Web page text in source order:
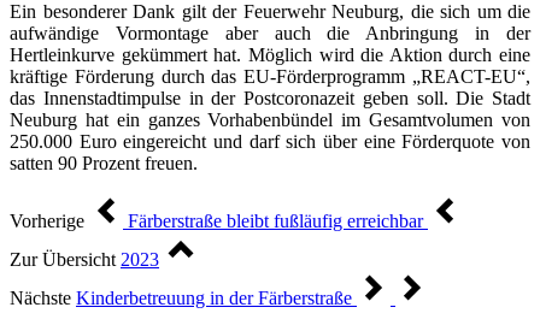
Ein besonderer Dank gilt der Feuerwehr Neuburg, die sich um die
aufwändige Vormontage aber auch die Anbringung in der
Hertleinkurve gekümmert hat. Möglich wird die Aktion durch eine
kräftige Förderung durch das EU-Förderprogramm „REACT-EU“,
das Innenstadtimpulse in der Postcoronazeit geben soll. Die Stadt
Neuburg hat ein ganzes Vorhabenbündel im Gesamtvolumen von
250.000 Euro eingereicht und darf sich über eine Förderquote von
satten 90 Prozent freuen.
Vorherige
Färberstraße bleibt fußläufig erreichbar
Zur Übersicht 2023
Nächste Kinderbetreuung in der Färberstraße